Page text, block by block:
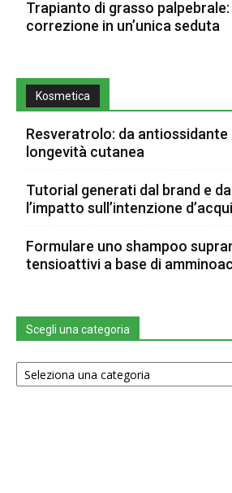
Trapianto di grasso
correzione in un’unica seduta
Kosmetica
Resveratrolo: da antiossidante
longevità cutanea
Tutorial generati dal brand e
l’impatto sull’intenzione
Formulare uno shampoo
tensioattivi a base di
Scegli una categoria
Scegli
una